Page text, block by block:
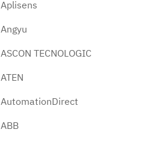
Aplisens
Angyu
ASCON TECNOLOGIC
ATEN
AutomationDirect
ABB